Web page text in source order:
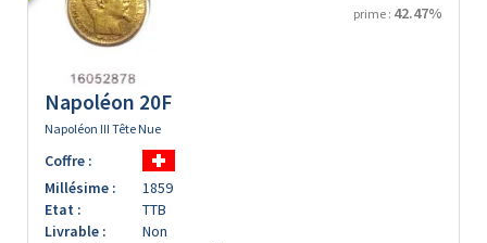
prime : 42.47%
Napoléon 20F
Napoléon III Tête Nue
Coffre :
Millésime :
1859
Etat :
TTB
Livrable :
Non